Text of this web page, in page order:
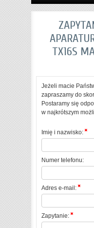
TX16S
Jeżeli macie
zapraszamy do
Postaramy się
w najkrótszym
Imię i nazwisko:
Numer telefonu:
Adres e-mail:
Zapytanie: